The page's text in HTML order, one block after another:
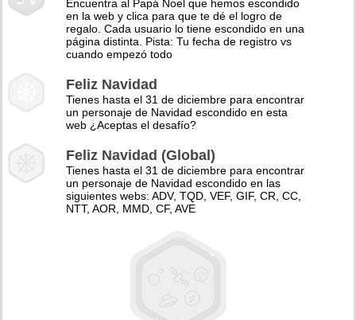
Encuentra al Papá Noel que hemos escondido
en la web y clica para que te dé el logro de
regalo. Cada usuario lo tiene escondido en una
página distinta. Pista: Tu fecha de registro vs
cuando empezó todo
Feliz Navidad
Tienes hasta el 31 de diciembre para encontrar
un personaje de Navidad escondido en esta
web ¿Aceptas el desafío?
Feliz Navidad (Global)
Tienes hasta el 31 de diciembre para encontrar
un personaje de Navidad escondido en las
siguientes webs: ADV, TQD, VEF, GIF, CR, CC,
NTT, AOR, MMD, CF, AVE